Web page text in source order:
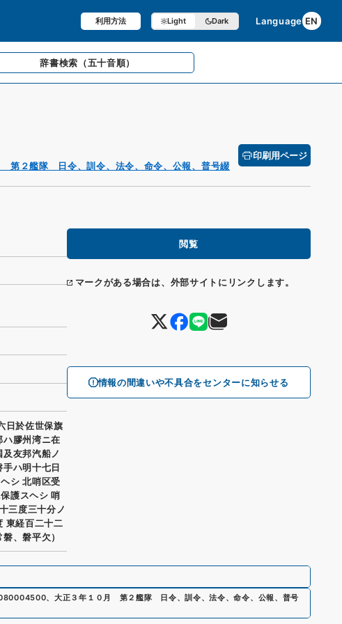
利用方法 Light Dark Language EN
辞書検索 （五十音順）
第２艦隊 日令、訓令、法令、命令、公報、普号綴
印刷用ページ
閲覧
マークがある場合は、外部サイトにリンクします。
情報の間違いや不具合をセンターに知らせる
日於佐世保旗
膠州湾ニ在
友邦汽船ノ
ハ明十七日
シ 北哨区受
護スヘシ 哨
三度三十分ノ
東経百二十二
、磐平欠）
、大正３年１０月 第２艦隊 日令、訓令、法令、命令、公報、普号